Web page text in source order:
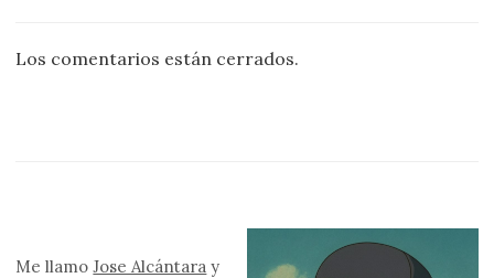
Los comentarios están cerrados.
Me llamoJose Alcántara y